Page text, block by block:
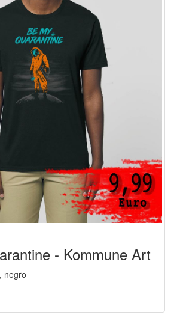
- Kommune Art
negro